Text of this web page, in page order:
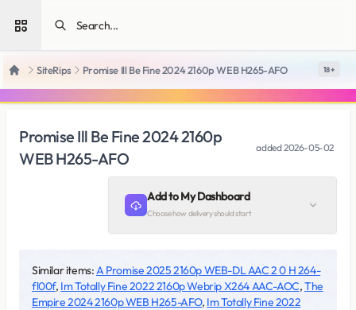
Open sidebar
HomeSiteRips Promise Ill Be Fine 2024 2160p WEB H265-AFO 18 +
Promise Ill Be Fine 2024 2160p
WEB H265-AFO
added2026-05-02
Add to My Dashboard
Choose how delivery should start
Similar items:A Promise 2025 2160p WEB-DL AAC 2 0 H 264-
fl00f, Im Totally Fine 2022 2160p Webrip X264 AAC-AOC,The
Empire 2024 2160p WEB H265-AFO, Im Totally Fine 2022